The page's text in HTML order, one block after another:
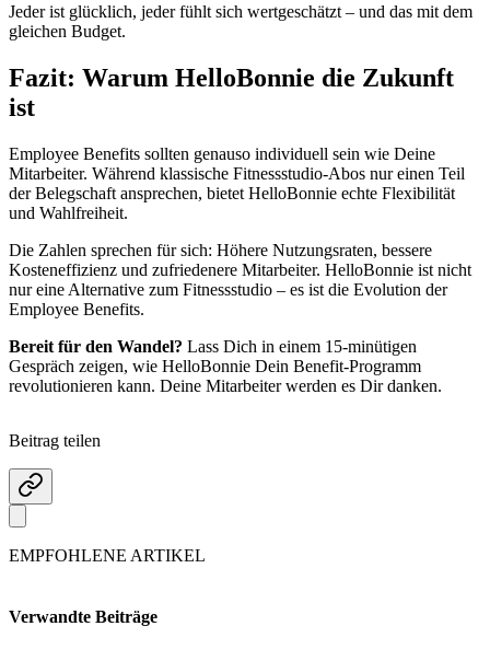
Jeder ist glücklich, jeder fühlt sich wertgeschätzt – und das mit dem
gleichen Budget.
Fazit: Warum HelloBonnie die Zukunft
ist
Employee Benefits sollten genauso individuell sein wie Deine
Mitarbeiter. Während klassische Fitnessstudio-Abos nur einen Teil
der Belegschaft ansprechen, bietet HelloBonnie echte Flexibilität
und Wahlfreiheit.
Die Zahlen sprechen für sich: Höhere Nutzungsraten, bessere
Kosteneffizienz und zufriedenere Mitarbeiter. HelloBonnie ist nicht
nur eine Alternative zum Fitnessstudio – es ist die Evolution der
Employee Benefits.
Bereit für den Wandel? Lass Dich in einem 15-minütigen
Gespräch zeigen, wie HelloBonnie Dein Benefit-Programm
revolutionieren kann. Deine Mitarbeiter werden es Dir danken.
Beitrag teilen
EMPFOHLENE ARTIKEL
Verwandte Beiträge